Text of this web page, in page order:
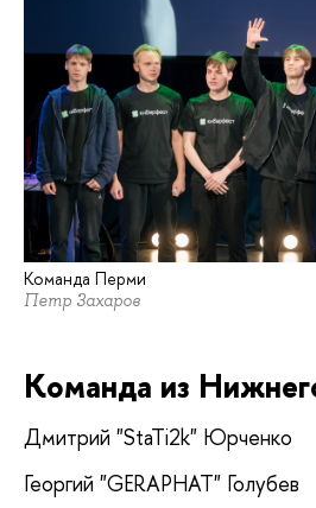
Команда Перми
Петр Захаров
Команда из
Дмитрий "StaTi2k" Юрченко
Георгий "GERAPHAT" Голубев